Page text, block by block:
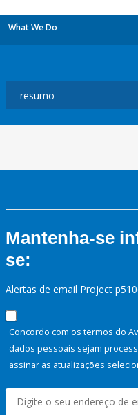
What We Do
Mantenha-se
se:
Alertas de email Project
Concordo com os termos do
dados pessoais sejam
assinar as atualizações